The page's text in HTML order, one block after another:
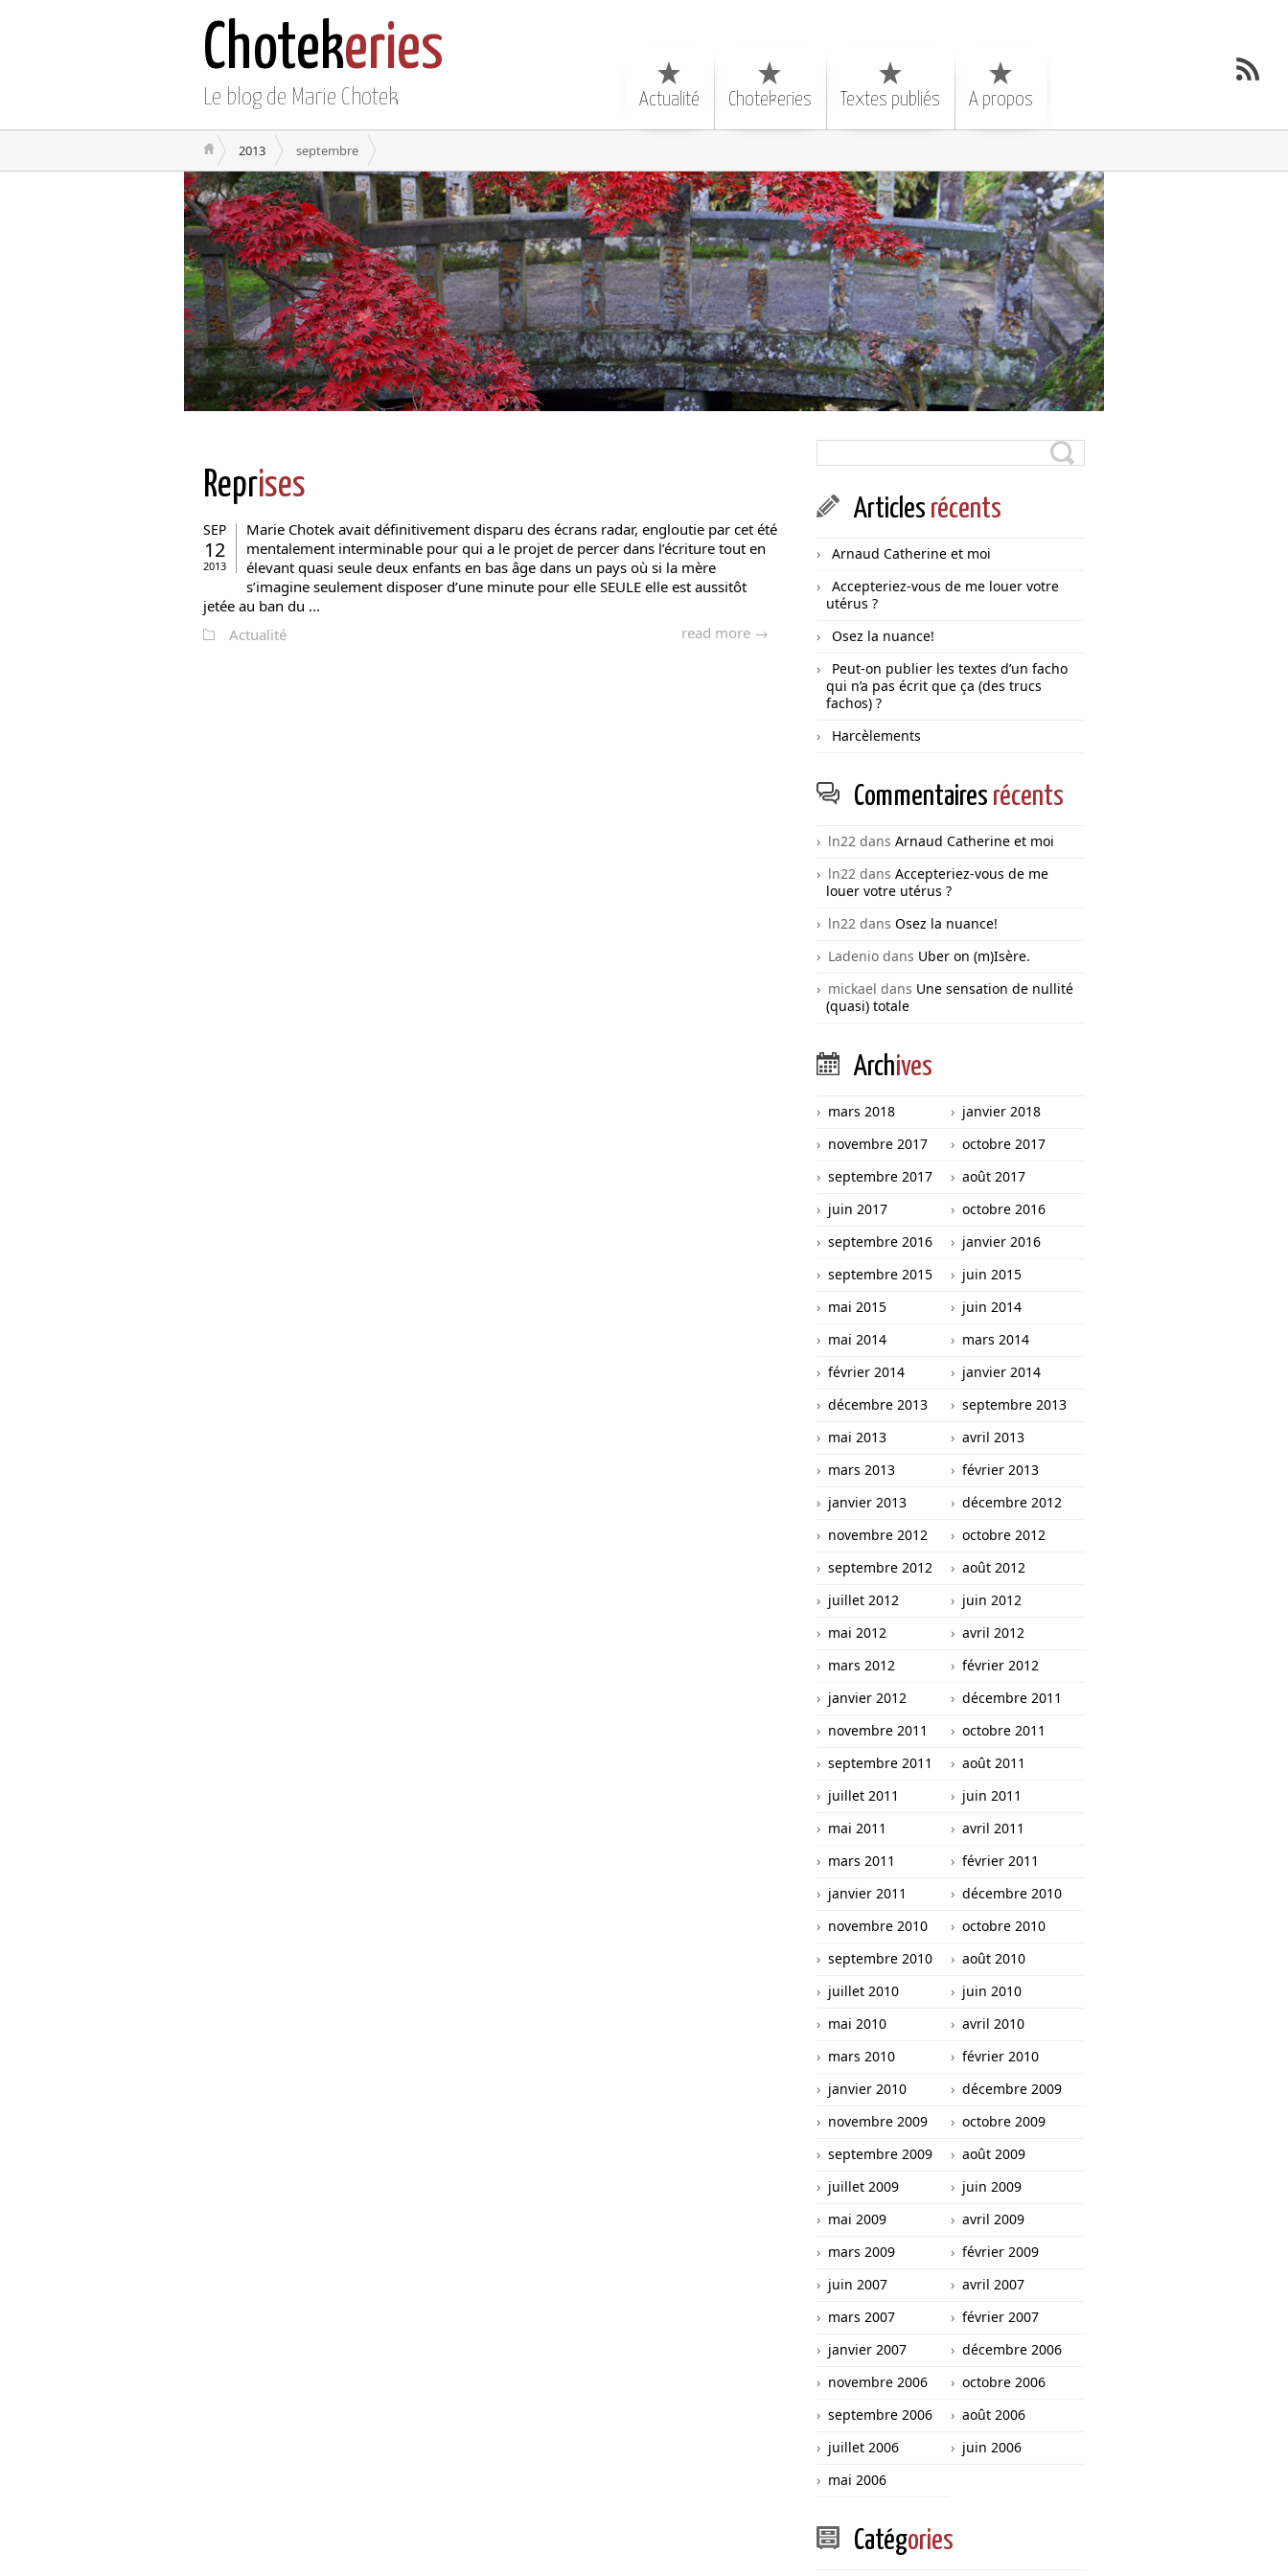
Chotekeries
Le blog de Marie Chotek Actualité Chotekeries Textes publiés A propos
2013 septembre
Reprises
SEP
12
2013
Marie Chotek avait définitivement disparu des écrans radar, engloutie par cet été
mentalement interminable pour qui a le projet de percer dans l’écriture tout en
élevant quasi seule deux enfants en bas âge dans un pays où si la mère
s’imagine seulement disposer d’une minute pour elle SEULE elle est aussitôt
jetée au ban du ...
read more →
Actualité
Articles récents
Arnaud Catherine et moi
Accepteriez-vous de me louer votre
utérus ?
Osez la nuance!
Peut-on publier les textes d’un facho
qui n’a pas écrit que ça (des trucs
fachos) ?
Harcèlements
Commentaires récents
ln22 dans Arnaud Catherine et moi
ln22 dans Accepteriez-vous de me
louer votre utérus ?
ln22 dans Osez la nuance!
Ladenio dans Uber on (m)Isère.
mickael dans Une sensation de nullité
(quasi) totale
Archives
mars 2018
janvier 2018
novembre 2017
octobre 2017
septembre 2017
août 2017
juin 2017
octobre 2016
septembre 2016
janvier 2016
septembre 2015
juin 2015
mai 2015
juin 2014
mai 2014
mars 2014
février 2014
janvier 2014
décembre 2013
septembre 2013
mai 2013
avril 2013
mars 2013
février 2013
janvier 2013
décembre 2012
novembre 2012
octobre 2012
septembre 2012
août 2012
juillet 2012
juin 2012
mai 2012
avril 2012
mars 2012
février 2012
janvier 2012
décembre 2011
novembre 2011
octobre 2011
septembre 2011
août 2011
juillet 2011
juin 2011
mai 2011
avril 2011
mars 2011
février 2011
janvier 2011
décembre 2010
novembre 2010
octobre 2010
septembre 2010
août 2010
juillet 2010
juin 2010
mai 2010
avril 2010
mars 2010
février 2010
janvier 2010
décembre 2009
novembre 2009
octobre 2009
septembre 2009
août 2009
juillet 2009
juin 2009
mai 2009
avril 2009
mars 2009
février 2009
juin 2007
avril 2007
mars 2007
février 2007
janvier 2007
décembre 2006
novembre 2006
octobre 2006
septembre 2006
août 2006
juillet 2006
juin 2006
mai 2006
Catégories